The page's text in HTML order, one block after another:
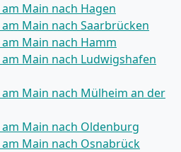
Main nach Hagen
Main nach Saarbrücken
Main nach Hamm
Main nach Ludwigshafen
Main nach Mülheim an der
Main nach Oldenburg
Main nach Osnabrück